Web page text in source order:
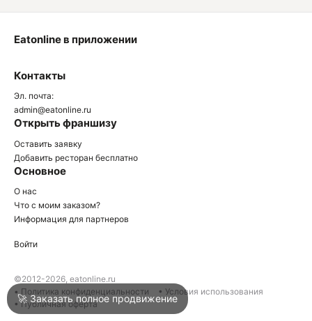
Войти
Написать в техподдержку
Контакты
Эл. почта:
admin@eatonline.ru
Открыть франшизу
Оставить заявку
Добавить ресторан бесплатно
Основное
О нас
Что с моим заказом?
Информация для партнеров
Eatonline в приложении
Войти
©2012-2026, eatonline.ru
• Политика конфиденциальности
• Условия использования
• Публичная оферта
🚀 Заказать полное продвижение